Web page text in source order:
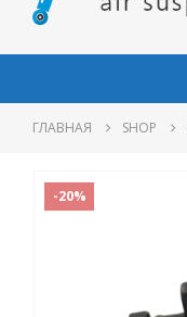
ГЛАВНАЯ SHOP
-20%